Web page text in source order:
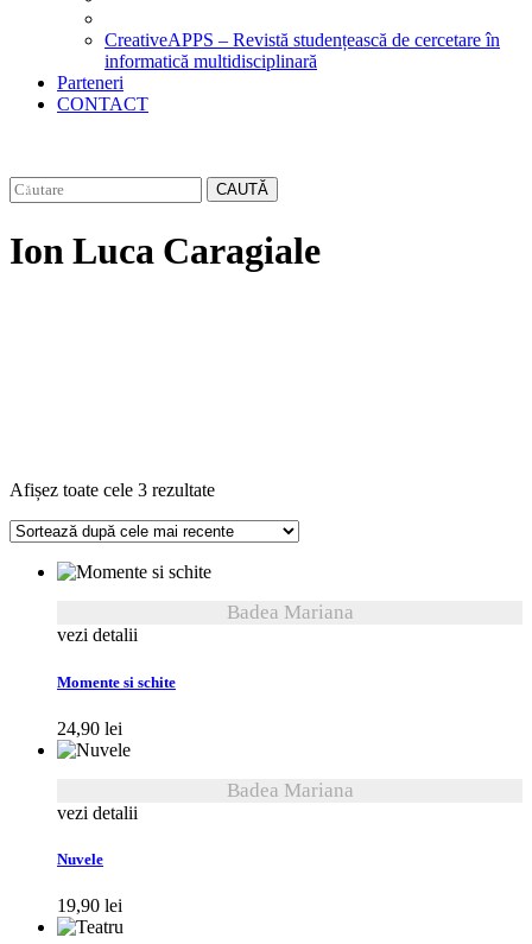
CreativeAPPS – Revistă studențească de cercetare în
informatică multidisciplinară
Parteneri
CONTACT
CAUTĂ
Ion Luca Caragiale
Afișez toate cele 3 rezultateSortat
cele
Badea Mariana
vezi detalii
Momente si schite
24,90 lei
Badea Mariana
vezi detalii
Nuvele
19,90 lei